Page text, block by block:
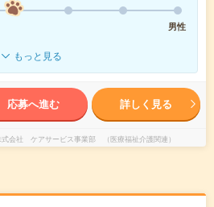
男性
もっと見る
応募へ進む 詳しく見る
式会社 ケアサービス事業部 （医療福祉介護関連）